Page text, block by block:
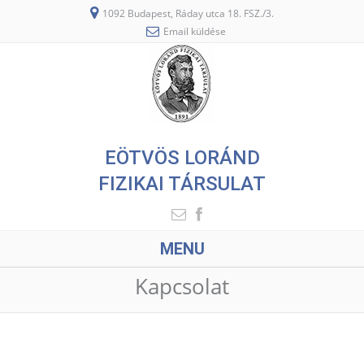
1092 Budapest, Ráday utca 18. FSZ./3.
Email küldése
EÖTVÖS LORÁND
FIZIKAI TÁRSULAT
MENU
Kapcsolat